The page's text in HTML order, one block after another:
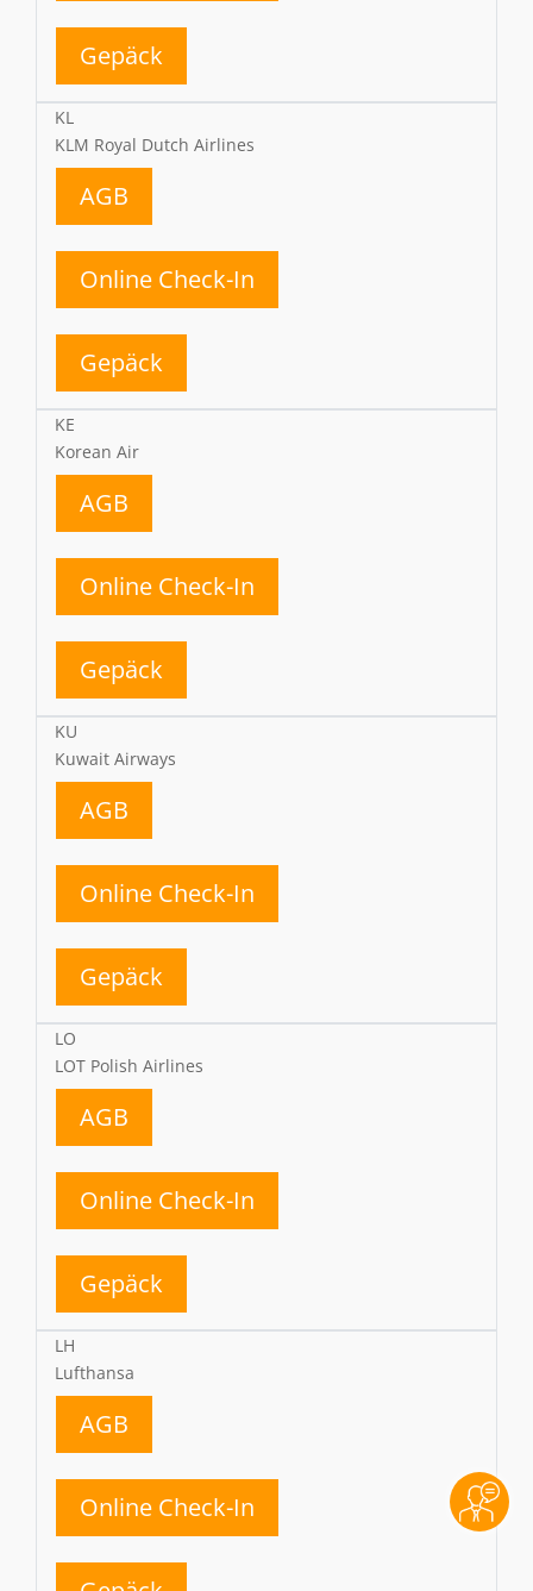
Gepäck
KL
KLM Royal Dutch Airlines
AGB
Online Check-In
Gepäck
KE
Korean Air
AGB
Online Check-In
Gepäck
KU
Kuwait Airways
AGB
Online Check-In
Gepäck
LO
LOT Polish Airlines
AGB
Online Check-In
Gepäck
LH
Lufthansa
AGB
Online Check-In